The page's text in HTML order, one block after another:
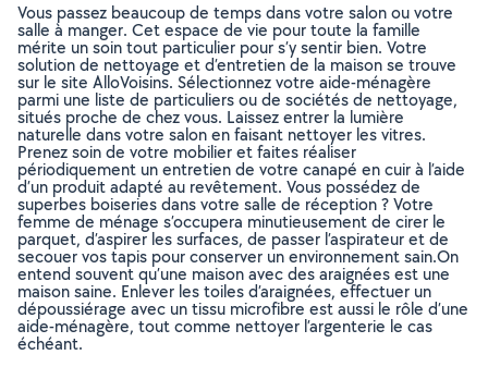
Vous passez beaucoup de temps dans votre salon ou votre
salle à manger. Cet espace de vie pour toute la famille
mérite un soin tout particulier pour s’y sentir bien. Votre
solution de nettoyage et d’entretien de la maison se trouve
sur le site AlloVoisins. Sélectionnez votre aide-ménagère
parmi une liste de particuliers ou de sociétés de nettoyage,
situés proche de chez vous. Laissez entrer la lumière
naturelle dans votre salon en faisant nettoyer les vitres.
Prenez soin de votre mobilier et faites réaliser
périodiquement un entretien de votre canapé en cuir à l’aide
d’un produit adapté au revêtement. Vous possédez de
superbes boiseries dans votre salle de réception ? Votre
femme de ménage s’occupera minutieusement de cirer le
parquet, d’aspirer les surfaces, de passer l’aspirateur et de
secouer vos tapis pour conserver un environnement sain.On
entend souvent qu’une maison avec des araignées est une
maison saine. Enlever les toiles d’araignées, effectuer un
dépoussiérage avec un tissu microfibre est aussi le rôle d’une
aide-ménagère, tout comme nettoyer l’argenterie le cas
échéant.